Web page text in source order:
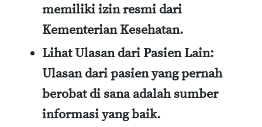
memiliki izin resmi dari
Kementerian Kesehatan.
Lihat Ulasan dari Pasien Lain:
Ulasan dari pasien yang pernah
berobat di sana adalah sumber
informasi yang baik.